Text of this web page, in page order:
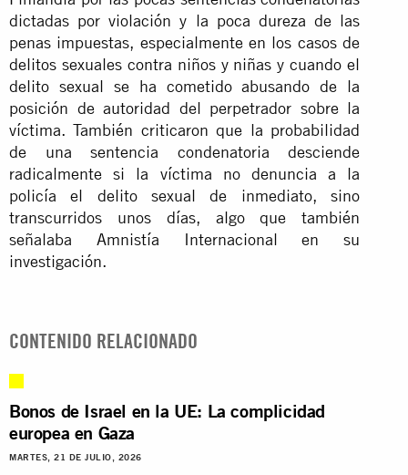
dictadas por violación y la poca dureza de las
penas impuestas, especialmente en los casos de
delitos sexuales contra niños y niñas y cuando el
delito sexual se ha cometido abusando de la
posición de autoridad del perpetrador sobre la
víctima. También criticaron que la probabilidad
de una sentencia condenatoria desciende
radicalmente si la víctima no denuncia a la
policía el delito sexual de inmediato, sino
transcurridos unos días, algo que también
señalaba Amnistía Internacional en su
investigación.
CONTENIDO RELACIONADO
Bonos de Israel en la UE: La complicidad
europea en Gaza
MARTES, 21 DE JULIO, 2026